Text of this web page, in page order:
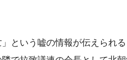
」という嘘の情報が伝えられる